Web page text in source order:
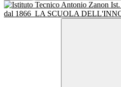
dal 1866 LA SCUOLA